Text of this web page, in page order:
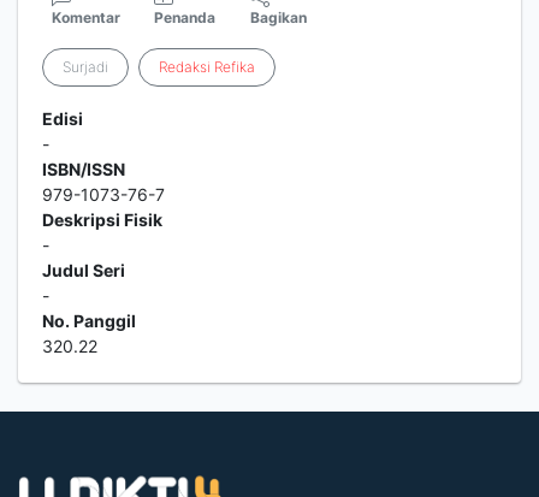
Komentar Penanda Bagikan
Surjadi Redaksi Refika
Edisi
-
ISBN/ISSN
979-1073-76-7
Deskripsi Fisik
-
Judul Seri
-
No. Panggil
320.22